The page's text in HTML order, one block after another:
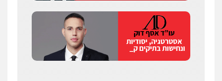
עו"ד יאיר בן סימון
פלילי נזיקין ביטוח
0505719060